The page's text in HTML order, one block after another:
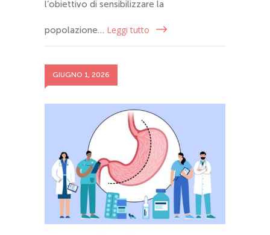
l’obiettivo di sensibilizzare la
popolazione… Leggi tutto
GIUGNO 1, 2026